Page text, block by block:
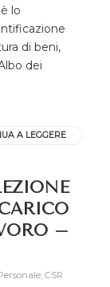
lo
di beni,
dei
A LEGGERE
–
, CSR